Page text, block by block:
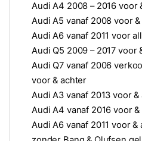
Audi A4 2008 – 2016 voor
Audi A5 vanaf 2008 voor &
Audi A6 vanaf 2011 voor
Audi Q5 2009 – 2017 voor
Audi Q7 vanaf 2006
voor & achter
Audi A3 vanaf 2013 voor
Audi A4 vanaf 2016 voor
Audi A6 vanaf 2011 voor